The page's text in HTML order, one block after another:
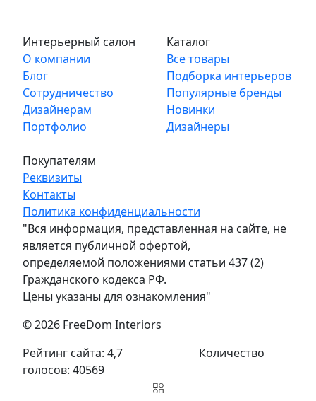
Интерьерный салон
О компании
Блог
Сотрудничество
Дизайнерам
Портфолио
Каталог
Все товары
Подборка интерьеров
Популярные бренды
Новинки
Дизайнеры
Покупателям
Реквизиты
Контакты
Политика конфиденциальности
"Вся информация, представленная на сайте, не
является публичной офертой,
определяемой положениями статьи 437 (2)
Гражданского кодекса РФ.
Цены указаны для ознакомления"
© 2026 FreeDom Interiors
Рейтинг сайта: 4,7
Количество
голосов: 40569